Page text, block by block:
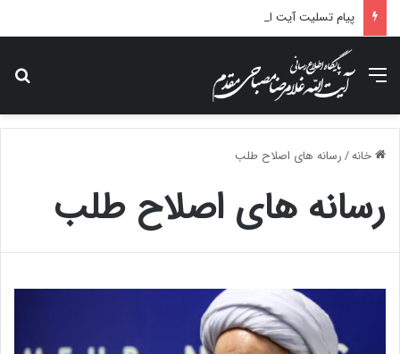
منو
خانه/رسانه های اصلاح طلب
رسانه های اصلاح طلب